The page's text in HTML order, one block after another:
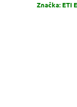
Značka: ETI